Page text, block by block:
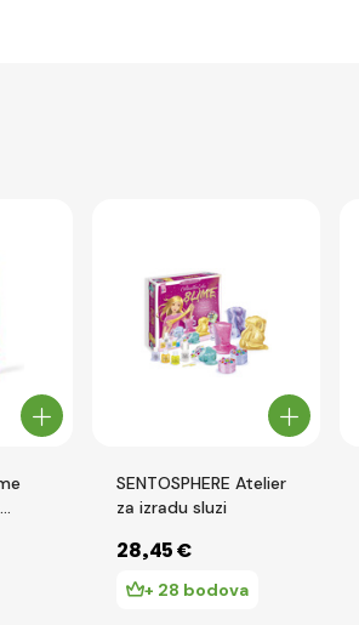
SENTOSPHERE Atelier
za izradu sluzi
28,45 €
+ 28 bodova